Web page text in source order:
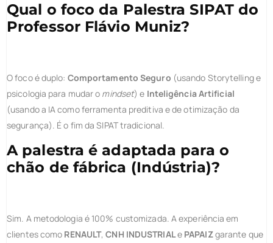
Qual o foco da Palestra SIPAT do
Professor Flávio Muniz?
O foco é duplo: Comportamento Seguro (usando Storytelling e
psicologia para mudar o mindset) e Inteligência Artificial
(usando a IA como ferramenta preditiva e de otimização da
segurança). É o fim da SIPAT tradicional.
A palestra é adaptada para o
chão de fábrica (Indústria)?
Sim. A metodologia é 100% customizada. A experiência em
clientes como RENAULT,CNH INDUSTRIALe PAPAIZgarante que